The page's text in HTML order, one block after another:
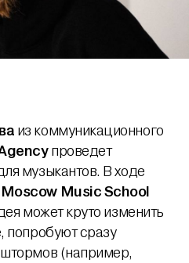
из коммуникационного
проведет
музыкантов. В ходе
Moscow Music School
может круто изменить
попробуют сразу
(например,